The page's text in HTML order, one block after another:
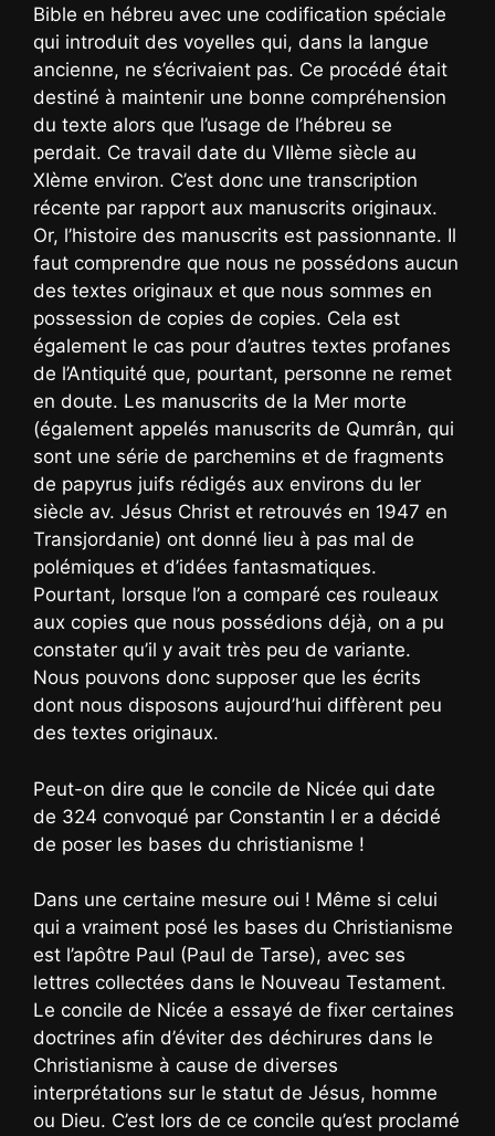
Bible en hébreu avec une codification spéciale
qui introduit des voyelles qui, dans la langue
ancienne, ne s’écrivaient pas. Ce procédé était
destiné à maintenir une bonne compréhension
du texte alors que l’usage de l’hébreu se
perdait. Ce travail date du VIIème siècle au
XIème environ. C’est donc une transcription
récente par rapport aux manuscrits originaux.
Or, l’histoire des manuscrits est passionnante. Il
faut comprendre que nous ne possédons aucun
des textes originaux et que nous sommes en
possession de copies de copies. Cela est
également le cas pour d’autres textes profanes
de l’Antiquité que, pourtant, personne ne remet
en doute. Les manuscrits de la Mer morte
(également appelés manuscrits de Qumrân, qui
sont une série de parchemins et de fragments
de papyrus juifs rédigés aux environs du Ier
siècle av. Jésus Christ et retrouvés en 1947 en
Transjordanie) ont donné lieu à pas mal de
polémiques et d’idées fantasmatiques.
Pourtant, lorsque l’on a comparé ces rouleaux
aux copies que nous possédions déjà, on a pu
constater qu’il y avait très peu de variante.
Nous pouvons donc supposer que les écrits
dont nous disposons aujourd’hui diffèrent peu
des textes originaux.
Peut-on dire que le concile de Nicée qui date
de 324 convoqué par Constantin I er a décidé
de poser les bases du christianisme !
Dans une certaine mesure oui ! Même si celui
qui a vraiment posé les bases du Christianisme
est l’apôtre Paul (Paul de Tarse), avec ses
lettres collectées dans le Nouveau Testament.
Le concile de Nicée a essayé de fixer certaines
doctrines afin d’éviter des déchirures dans le
Christianisme à cause de diverses
interprétations sur le statut de Jésus, homme
ou Dieu. C’est lors de ce concile qu’est proclamé